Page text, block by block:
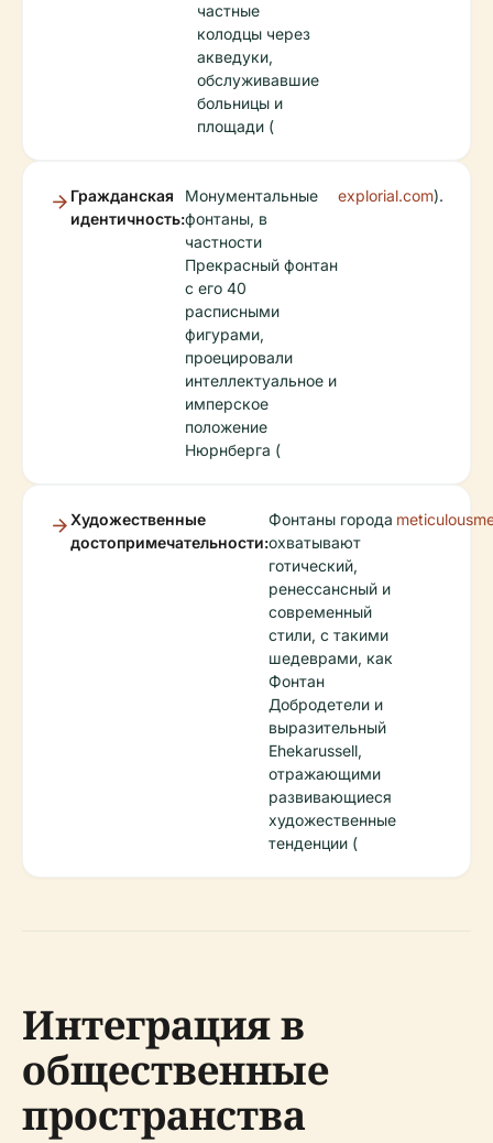
частные
колодцы через
акведуки,
обслуживавшие
больницы и
площади (
Гражданская
идентичность:
Монументальные
фонтаны, в
частности
Прекрасный фонтан
с его 40
расписными
фигурами,
проецировали
интеллектуальное и
имперское
положение
Нюрнберга (
explorial.com).
Художественные
достопримечательности:
Фонтаны города
охватывают
готический,
ренессансный и
современный
стили, с такими
шедеврами, как
Фонтан
Добродетели и
выразительный
Ehekarussell,
отражающими
развивающиеся
художественные
тенденции (
Интеграция в
общественные
пространства